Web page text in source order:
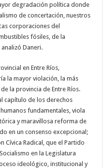
degradación política donde
de concertación, nuestros
corporaciones del
fósiles, de la
Daneri.
en Entre Ríos,
la mayor violación, la más
la provincia de Entre Ríos.
capítulo de los derechos
fundamentales, viola
y maravillosa reforma de
en un consenso excepcional;
Cívica Radical, que el Partido
en la Legislatura
ideológico, institucional y